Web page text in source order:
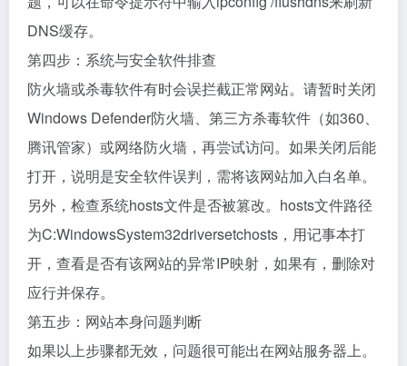
DNS缓存。
第四步：系统与安全软件排查
防火墙或杀毒软件有时会误拦截正常网站。请暂时关闭
Windows Defender防火墙、第三方杀毒软件（如360、
腾讯管家）或网络防火墙，再尝试访问。如果关闭后能
打开，说明是安全软件误判，需将该网站加入白名单。
另外，检查系统hosts文件是否被篡改。hosts文件路径
为C:WindowsSystem32driversetchosts，用记事本打
开，查看是否有该网站的异常IP映射，如果有，删除对
应行并保存。
第五步：网站本身问题判断
如果以上步骤都无效，问题很可能出在网站服务器上。